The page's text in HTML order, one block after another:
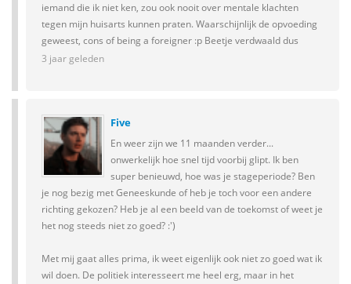
iemand die ik niet ken, zou ook nooit over mentale klachten
tegen mijn huisarts kunnen praten. Waarschijnlijk de opvoeding
geweest, cons of being a foreigner :p Beetje verdwaald dus
3 jaar geleden
Five
En weer zijn we 11 maanden verder...
onwerkelijk hoe snel tijd voorbij glipt. Ik ben
super benieuwd, hoe was je stageperiode? Ben
je nog bezig met Geneeskunde of heb je toch voor een andere
richting gekozen? Heb je al een beeld van de toekomst of weet je
het nog steeds niet zo goed? :')
Met mij gaat alles prima, ik weet eigenlijk ook niet zo goed wat ik
wil doen. De politiek interesseert me heel erg, maar in het